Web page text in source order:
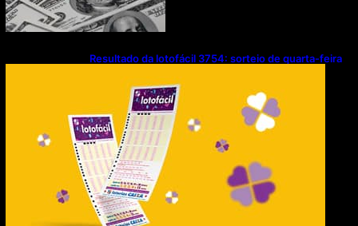
Resultado da lotofácil 3754: sorteio de quarta-feira